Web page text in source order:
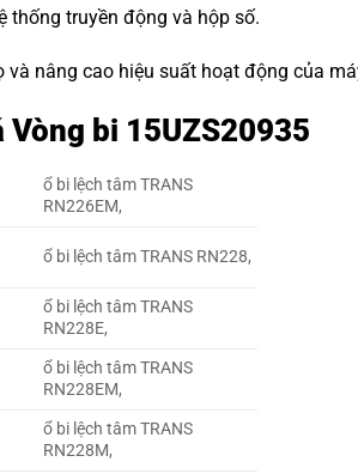
thống truyền động và hộp số.
nâng cao hiệu suất hoạt động của
bi 15UZS20935
ổ bi lệch tâm TRANS
RN226EM,
ổ bi lệch tâm TRANS RN228,
ổ bi lệch tâm TRANS
RN228E,
ổ bi lệch tâm TRANS
RN228EM,
ổ bi lệch tâm TRANS
RN228M,